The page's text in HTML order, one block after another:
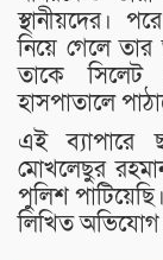
স্থানীয়দের।
নিয়ে গেলে
তাকে
হাসপাতালে
এই ব্যাপারে
মোখলেছুর
পুলিশ পাটিয়েছি।
লিখিত অভিযোগ